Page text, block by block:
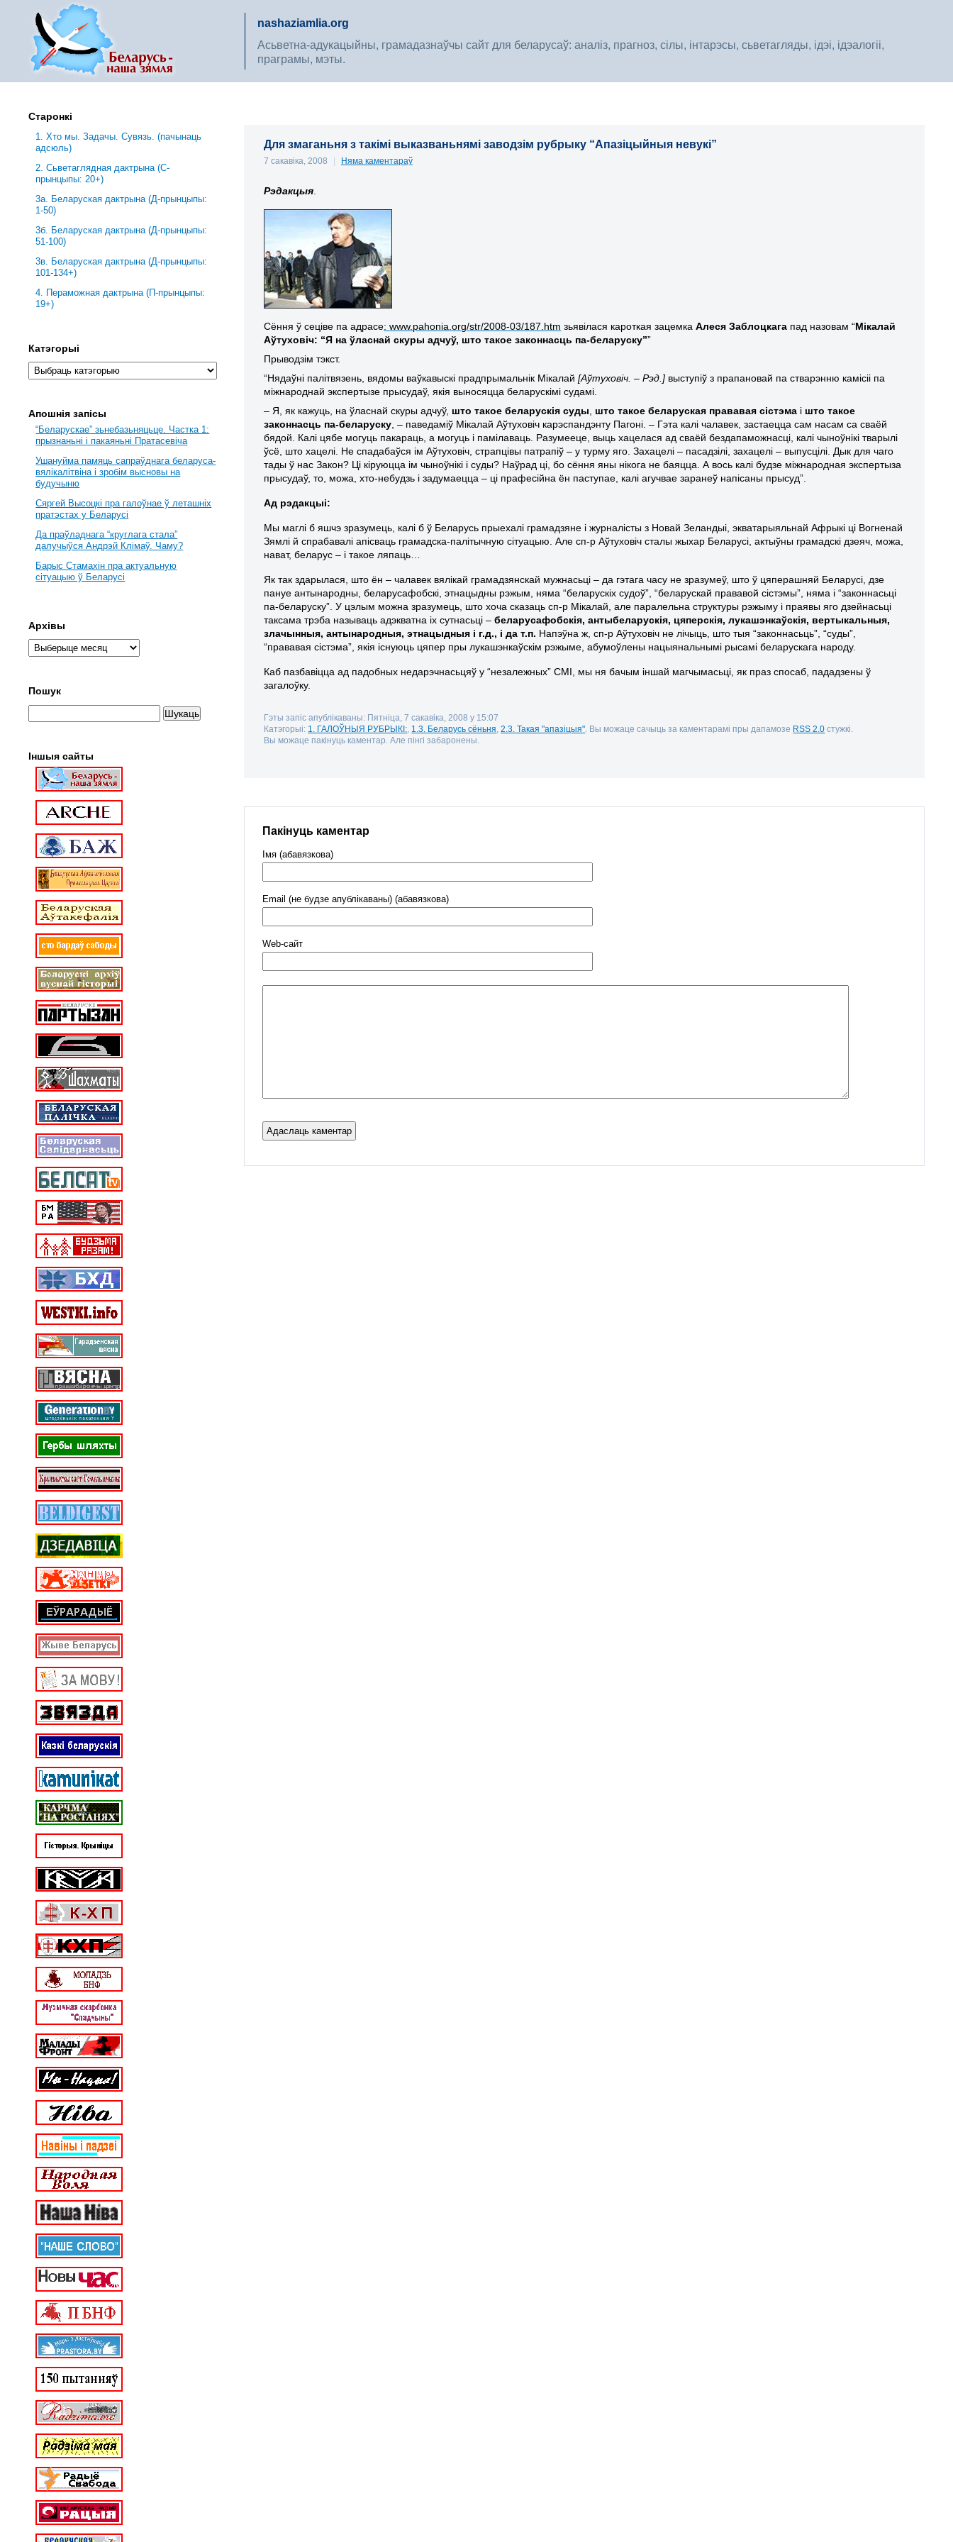
nashaziamlia.org
Асьветна-адукацыйны, грамадазнаўчы сайт для беларусаў: аналіз, прагноз, сілы, інтарэсы, сьветагляды, ідэі, ідэалогіі,
праграмы, мэты.
Для змаганьня з такімі выказваньнямі заводзім рубрыку “Апазіцыйныя невукі”
7 сакавіка, 2008 | Няма каментараў
Рэдакцыя
Сёння ў сеціве па адрасе:www. pahonia .org/str/2008-03/187. htm зьявілася кароткая зацемкаАлеся Заблоцкага пад назовам “Мікалай
Аўтуховіч: “Я на ўласнай скуры адчуў, што такое законнасць па-беларуску””
Прыводзім тэкст.
“Нядаўні палітвязень, вядомы ваўкавыскі прадпрымальнік Мікалай[Аўтуховіч. – Рэд.] выступіў з прапановай па стварэнню камісіі па
міжнароднай экспертызе прысудаў, якія выносяцца беларускімі судамі.
– Я, як кажуць, на ўласнай скуры адчуў, што такое беларускія суды што такое беларуская прававая сістэма і што такое
законнасць па-беларуску , – паведаміў Мікалай Аўтуховіч карэспандэнту Пагоні. – Гэта калі чалавек, застаецца сам насам са сваёй
бядой. Калі цябе могуць пакараць, а могуць і памілаваць. Разумееце, выць хацелася ад сваёй бездапаможнасці, калі чыноўнікі тварылі
ўсё, што хацелі. Не спадабаўся ім Аўтуховіч, страпцівы патрапіў – у турму яго. Захацелі – пасадзілі, захацелі – выпусцілі. Дык для чаго
тады ў нас Закон? Ці кіруюцца ім чыноўнікі і суды? Наўрад ці, бо сёння яны нікога не баяцца. А вось калі будзе міжнародная экспертыза
прысудаў, то, можа, хто-небудзь і задумаецца – ці прафесійна ён паступае, калі агучвае заранеў напісаны прысуд”.
Ад рэдакцыі:
Мы маглі б яшчэ зразумець, калі б ў Беларусь прыехалі грамадзяне і журналісты з Новай Зеландыі, экватарыяльнай Афрыкі ці Вогненай
Зямлі й спрабавалі апісваць грамадска-палітычную сітуацыю. Але сп-р Аўтуховіч сталы жыхар Беларусі, актыўны грамадскі дзеяч, можа,
нават, беларус – і такое ляпаць…
Як так здарылася, што ён – чалавек вялікай грамадзянскай мужнасьці – да гэтага часу не зразумеў, што ў цяперашняй Беларусі, дзе
пануе антынародны, беларусафобскі, этнацыдны рэжым, няма “беларускіх судоў”, “беларускай прававой сістэмы”, няма і “законнасьці
па-беларуску”. У цэлым можна зразумець, што хоча сказаць сп-р Мікалай, але паралельна структуры рэжыму і праявы яго дзейнасьці
таксама трэба называць адэкватна іх сутнасьці –беларусафобскія, антыбеларускія, цяперскія, лукашэнкаўскія, вертыкальныя,
злачынныя, антынародныя, этнацыдныя і г.д., і да т.п. Напэўна ж, сп-р Аўтуховіч не лічыць, што тыя “законнасьць”, “суды”,
“прававая сістэма”, якія існуюць цяпер пры лукашэнкаўскім рэжыме, абумоўлены нацыянальнымі рысамі беларускага народу.
Каб пазбавіцца ад падобных недарэчнасьцяў у “незалежных” СМІ, мы ня бачым іншай магчымасьці, як праз спосаб, пададзены ў
загалоўку.
Гэты запіс апублікаваны: Пятніца, 7 сакавіка, 2008 у 15:07
Катэгорыі: 1. ГАЛОЎНЫЯ РУБРЫКІ: 1.3. Беларусь сёньня ,2.3. Такая "апазіцыя" . Вы можаце сачыць за каментарамі пры дапамозе RSS 2.0 стужкі.
Вы можаце пакінуць каментар. Але пінгі забаронены.
Пакінуць каментар
Імя (абавязкова)
Email (не будзе апублікаваны) (абавязкова)
Web-cайт
Старонкі
1. Хто мы. Задачы. Сувязь. (пачынаць
адсюль)
2. Сьветаглядная дактрына (С-
прынцыпы: 20+)
3a. Беларуская дактрына (Д-прынцыпы:
1-50)
3б. Беларуская дактрына (Д-прынцыпы:
51-100)
3в. Беларуская дактрына (Д-прынцыпы:
101-134+)
4. Пераможная дактрына (П-прынцыпы:
19+)
Катэгорыі
Апошнія запісы
“Беларускае” зьнебазьняцьце. Частка 1:
прызнаньні і пакаяньні Пратасевіча
Ушануйма памяць сапраўднага беларуса-
вялікалітвіна і зробім высновы на
будучыню
Сяргей Высоцкі пра галоўнае ў леташніх
пратэстах у Беларусі
Да праўладнага “круглага стала”
далучыўся Андрэй Клімаў. Чаму?
Барыс Стамахін пра актуальную
сітуацыю ў Беларусі
Архівы
Пошук
Іншыя сайты